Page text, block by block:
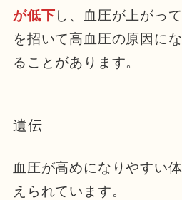
が低下し、血圧が上がっ
を招いて高血圧の原因に
ることがあります。
遺伝
血圧が高めになりやすい
えられています。